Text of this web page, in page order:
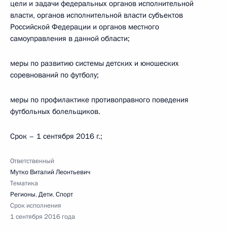
цели и задачи федеральных органов исполнительной
власти, органов исполнительной власти субъектов
Российской Федерации и органов местного
самоуправления в данной области;
меры по развитию системы детских и юношеских
соревнований по футболу;
меры по профилактике противоправного поведения
футбольных болельщиков.
Срок – 1 сентября 2016 г.;
Ответственный
Мутко Виталий Леонтьевич
Тематика
Регионы,Дети,Спорт
Срок исполнения
1 сентября 2016 года